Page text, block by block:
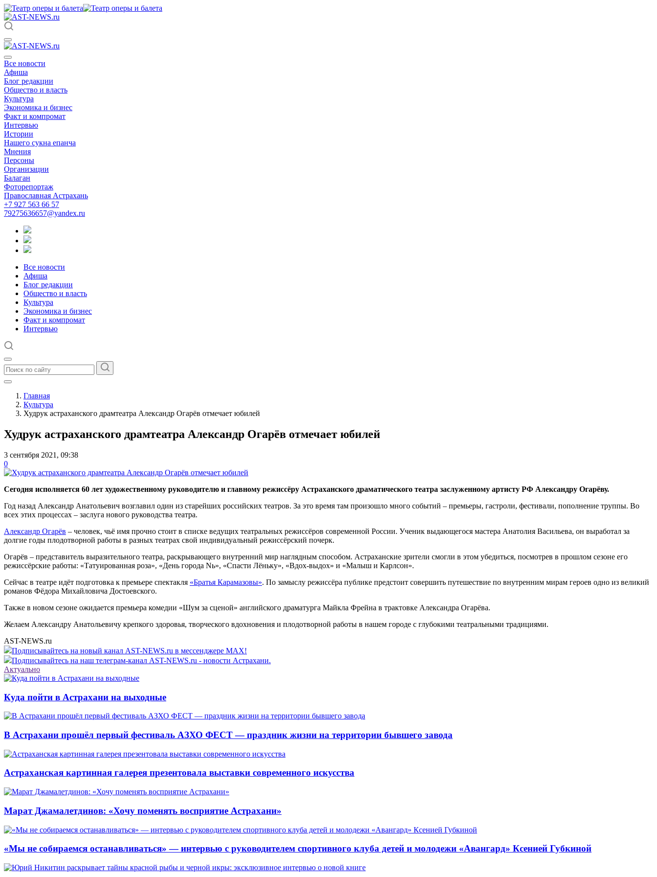
Все новости
Афиша
Блог редакции
Общество и власть
Культура
Экономика и бизнес
Факт и компромат
Интервью
Истории
Нашего сукна епанча
Мнения
Персоны
Организации
Балаган
Фоторепортаж
Православная Астрахань
+7 927 563 66 57
79275636657@yandex.ru
Все новости
Афиша
Блог редакции
Общество и власть
Культура
Экономика и бизнес
Факт и компромат
Интервью
Главная
Культура
Худрук астраханского драмтеатра Александр Огарёв отмечает юбилей
Худрук астраханского драмтеатра Александр Огарёв отмечает юбилей
3 сентября 2021, 09:38
0
Сегодня исполняется 60 лет художественному руководителю и главному режиссёру Астраханского драматического театра заслуженному артисту РФ Александру Огарёву.
Год назад Александр Анатольевич возглавил один из старейших российских театров. За это время там произошло много событий – премьеры, гастроли, фестивали, пополнение труппы. Во
всех этих процессах – заслуга нового руководства театра.
Александр Огарёв – человек, чьё имя прочно стоит в списке ведущих театральных режиссёров современной России. Ученик выдающегося мастера Анатолия Васильева, он выработал за
долгие годы плодотворной работы в разных театрах свой индивидуальный режиссёрский почерк.
Огарёв – представитель выразительного театра, раскрывающего внутренний мир наглядным способом. Астраханские зрители смогли в этом убедиться, посмотрев в прошлом сезоне его
режиссёрские работы: «Татуированная роза», «День города Nь», «Спасти Лёньку», «Вдох-выдох» и «Малыш и Карлсон».
Сейчас в театре идёт подготовка к премьере спектакля «Братья Карамазовы». По замыслу режиссёра публике предстоит совершить путешествие по внутренним мирам героев одно из великий
романов Фёдора Михайловича Достоевского.
Также в новом сезоне ожидается премьера комедии «Шум за сценой» английского драматурга Майкла Фрейна в трактовке Александра Огарёва.
Желаем Александру Анатольевичу крепкого здоровья, творческого вдохновения и плодотворной работы в нашем городе с глубокими театральными традициями.
AST-NEWS.ru
Подписывайтесь на новый канал AST-NEWS.ru в мессенджере MAX!
Подписывайтесь на наш телеграм-канал AST-NEWS.ru - новости Астрахани.
Актуально
Куда пойти в Астрахани на выходные
В Астрахани прошёл первый фестиваль АЗХО ФЕСТ — праздник жизни на территории бывшего завода
Астраханская картинная галерея презентовала выставки современного искусства
Марат Джамалетдинов: «Хочу поменять восприятие Астрахани»
«Мы не собираемся останавливаться» — интервью с руководителем спортивного клуба детей и молодежи «Авангард» Ксенией Губкиной